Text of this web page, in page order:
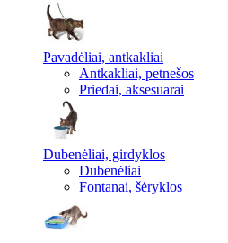
Pavadėliai, antkakliai
Antkakliai, petnešos
Priedai, aksesuarai
Dubenėliai, girdyklos
Dubenėliai
Fontanai, šėryklos